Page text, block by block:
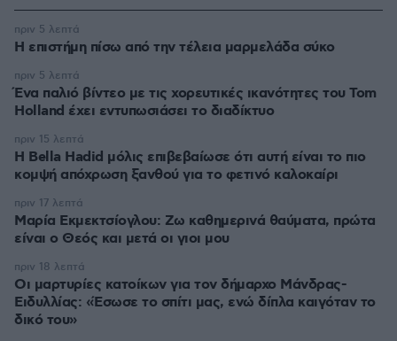
Η επιστήμη πίσω από την τέλεια μαρμελάδα σύκο
πριν 5 λεπτά
Ένα παλιό βίντεο με τις χορευτικές ικανότητες του Tom
Holland έχει εντυπωσιάσει το διαδίκτυο
πριν 5 λεπτά
Η Bella Hadid μόλις επιβεβαίωσε ότι αυτή είναι το πιο
κομψή απόχρωση ξανθού για το φετινό καλοκαίρι
πριν 15 λεπτά
Μαρία Εκμεκτσίογλου: Ζω καθημερινά θαύματα, πρώτα
είναι ο Θεός και μετά οι γιοι μου
πριν 17 λεπτά
Οι μαρτυρίες κατοίκων για τον δήμαρχο Μάνδρας-
Ειδυλλίας: «Έσωσε το σπίτι μας, ενώ δίπλα καιγόταν το
δικό του»
πριν 18 λεπτά